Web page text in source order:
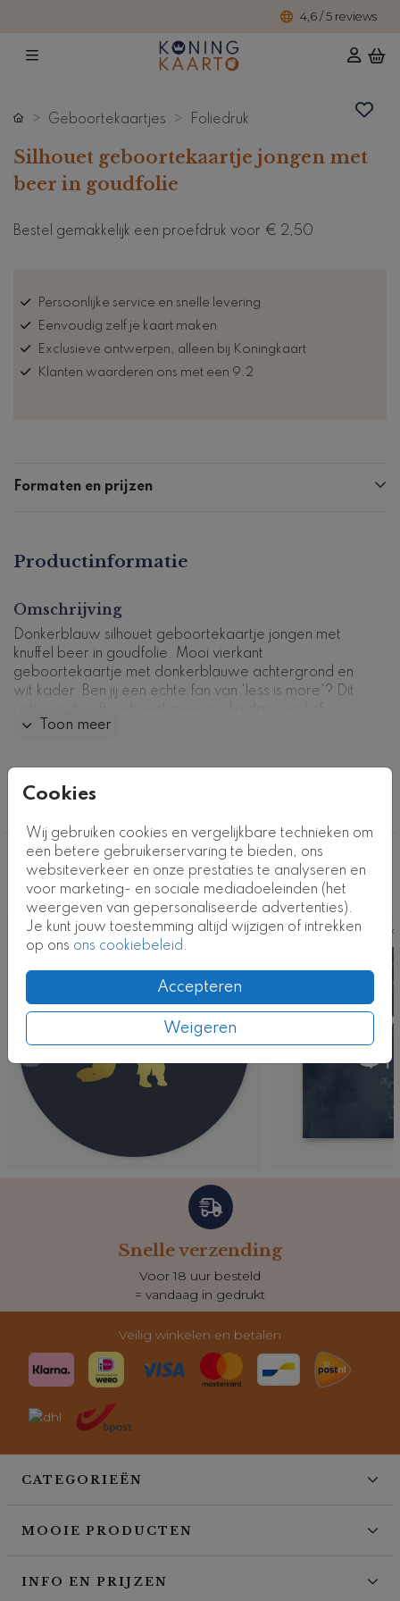
Cookies
Wij gebruiken cookies en vergelijkbare technieken om
een betere gebruikerservaring te bieden, ons
websiteverkeer en onze prestaties te analyseren en
voor marketing- en sociale mediadoeleinden (het
weergeven van gepersonaliseerde advertenties).
Je kunt jouw toestemming altijd wijzigen of intrekken
op ons ons cookiebeleid.
Accepteren
Weigeren
Geboortekaartjes Foliedruk
Silhouet geboortekaartje jongen met
beer in goudfolie
Bestel gemakkelijk een proefdruk voor € 2,50
Persoonlijke service en snelle levering
Eenvoudig zelf je kaart maken
Exclusieve ontwerpen, alleen bij Koningkaart
Klanten waarderen ons met een 9.2
Formaten en prijzen
Productinformatie
Omschrijving
Donkerblauw silhouet geboortekaartje jongen met
knuffel beer in goudfolie. Mooi vierkant
geboortekaartje met donkerblauwe achtergrond en
wit kader. Ben jij een echte fan van 'less is more'? Dit
silhouet in goud en een mooi lettertype. Pas de kaart
drukproef.
Kaartcode: FD-0606-j1
Toon meer
Collectie
Deze ontwerpen vind je misschien ook
leuk
Sluitsticker
Snelle verzending
Voor 18 uur besteld
= vandaag in gedrukt
Veilig winkelen en betalen
CATEGORIEËN
MOOIE PRODUCTEN
INFO EN PRIJZEN